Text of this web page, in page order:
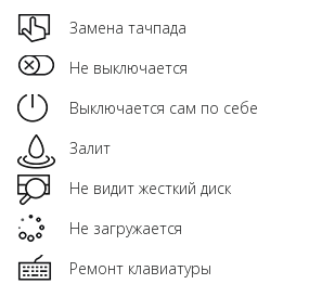
Замена тачпада
Не выключается
Выключается сам по себе
Залит
Не видит жесткий диск
Не загружается
Ремонт клавиатуры